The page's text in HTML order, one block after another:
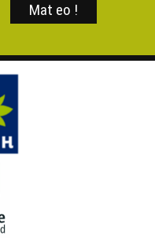
Pont-Aven